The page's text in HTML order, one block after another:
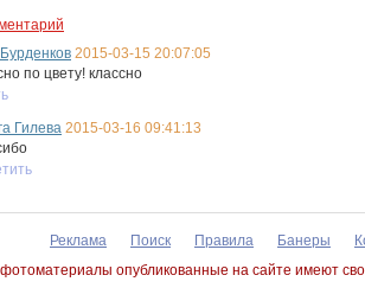
2015-03-15 20:07:05
по цвету! классно
Гилева 2015-03-16 09:41:13
Реклама Поиск Правила Банеры
опубликованные на сайте имеют